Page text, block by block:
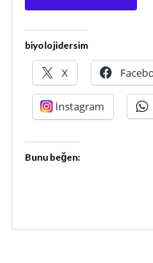
biyolojidersim
X
İnstagram
Bunu beğen: